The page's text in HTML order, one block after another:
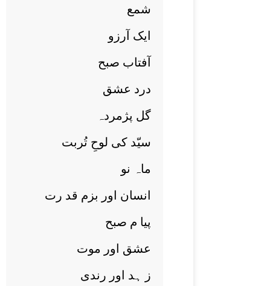
شمع
ايک آرزو
آفتاب صبح
درد عشق
گل پژمردہ
سیّد کی لوحِ تُربت
ماہ نو
انسان اور بزم قد رت
پيا م صبح
عشق اور موت
ز ہد اور رندی